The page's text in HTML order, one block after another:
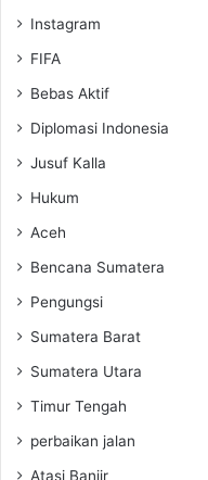
Instagram
FIFA
Bebas Aktif
Diplomasi Indonesia
Jusuf Kalla
Hukum
Aceh
Bencana Sumatera
Pengungsi
Sumatera Barat
Sumatera Utara
Timur Tengah
perbaikan jalan
Atasi Banjir